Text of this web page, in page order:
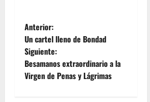
N
a
v
Anterior:
Un cartel lleno de Bondad
Siguiente:
Besamanos extraordinario a la
Virgen de Penas y Lágrimas